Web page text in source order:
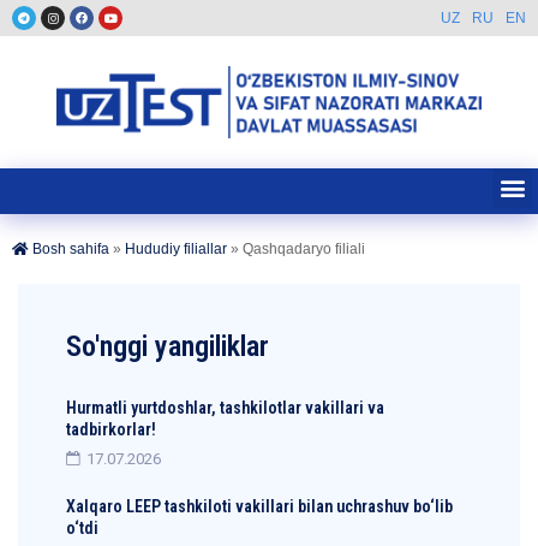
UZ RU EN
Bosh sahifa » Hududiy filiallar » Qashqadaryo filiali
So'nggi yangiliklar
Hurmatli yurtdoshlar, tashkilotlar vakillari va
tadbirkorlar!
17.07.2026
Xalqaro LEEP tashkiloti vakillari bilan uchrashuv bo‘lib
o‘tdi